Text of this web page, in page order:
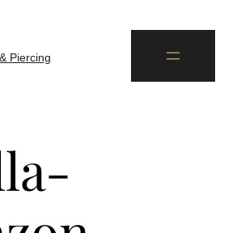
Piercing